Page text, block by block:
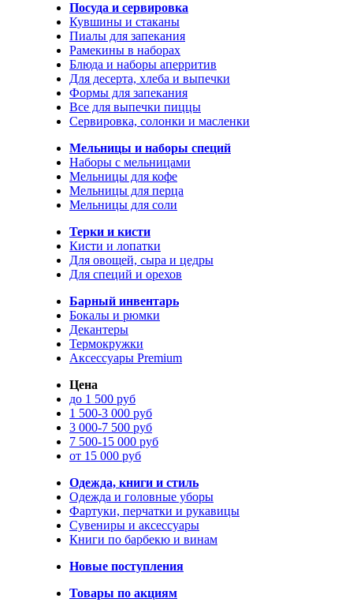
Посуда и сервировка
Кувшины и стаканы
Пиалы для запекания
Рамекины в наборах
Блюда и наборы аперритив
Для десерта, хлеба и выпечки
Формы для запекания
Все для выпечки пиццы
Сервировка, солонки и масленки
Мельницы и наборы специй
Наборы с мельницами
Мельницы для кофе
Мельницы для перца
Мельницы для соли
Терки и кисти
Кисти и лопатки
Для овощей, сыра и цедры
Для специй и орехов
Барный инвентарь
Бокалы и рюмки
Декантеры
Термокружки
Аксессуары Premium
Цена
до 1 500 руб
1 500-3 000 руб
3 000-7 500 руб
7 500-15 000 руб
от 15 000 руб
Одежда, книги и стиль
Одежда и головные уборы
Фартуки, перчатки и рукавицы
Сувениры и аксессуары
Книги по барбекю и винам
Новые поступления
Товары по акциям